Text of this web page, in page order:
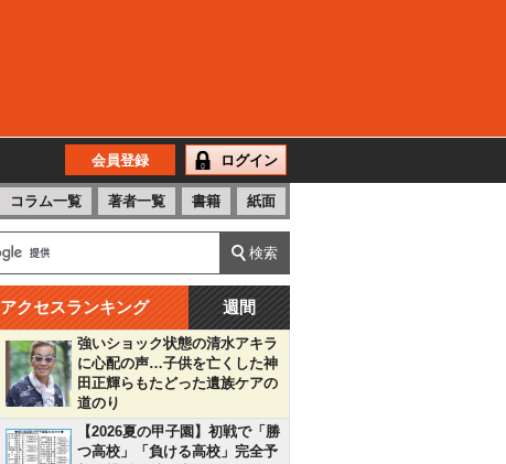
会員登録 ログイン
コラム一覧 著者一覧 書籍 紙面
アクセスランキング 週間
強いショック状態の清水アキラ
に心配の声…子供を亡くした神
田正輝らもたどった遺族ケアの
道のり
【2026夏の甲子園】初戦で「勝
つ高校」「負ける高校」完全予